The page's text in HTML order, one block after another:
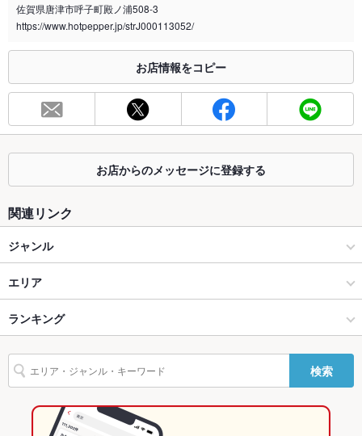
喫煙専用室 なし
合わせください。
お席
容人数
個室 なし
座敷
掘りごたつ
カウンター
ソファー
テラス席 なし
貸切 貸切不可
佐賀県唐津市呼子町殿ノ浦508-3
https://www.hotpepper.jp/strJ000113052/
お店情報をコピー
お店からのメッセージに登録する
関連リンク
ジャンル
和食
日本料理・懐石・割烹
唐津 × 和食
唐津 × 日本料理・懐石・割烹
エリア
唐津市
唐津市 × 和食
唐津市 × 日本料理・懐石・割烹
ランキング
佐賀のグルメランキング
佐賀の和食ランキング
佐賀の日本料理・懐石・割烹ランキング
検索